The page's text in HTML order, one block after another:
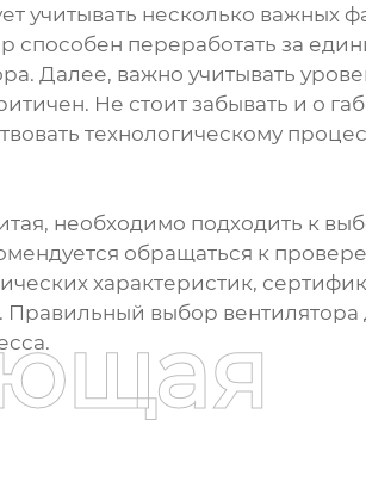
учитывать несколько важных
способен переработать за
Далее, важно учитывать
Не стоит забывать и о
технологическому
необходимо подходить к
обращаться к
характеристик,
выбор